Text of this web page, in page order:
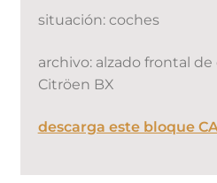
situación: coches
archivo: alzado frontal
Citröen BX
descarga este bloque